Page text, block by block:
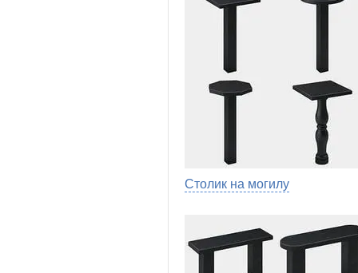
Столик на могилу